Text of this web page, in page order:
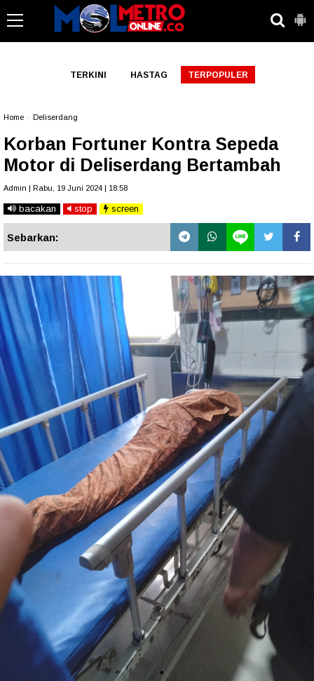
TERKINI HASTAG TERPOPULER
Home Deliserdang
Korban Fortuner Kontra Sepeda
Motor di Deliserdang Bertambah
Admin | Rabu, 19 Juni 2024 | 18:58
bacakan stop screen
Sebarkan: